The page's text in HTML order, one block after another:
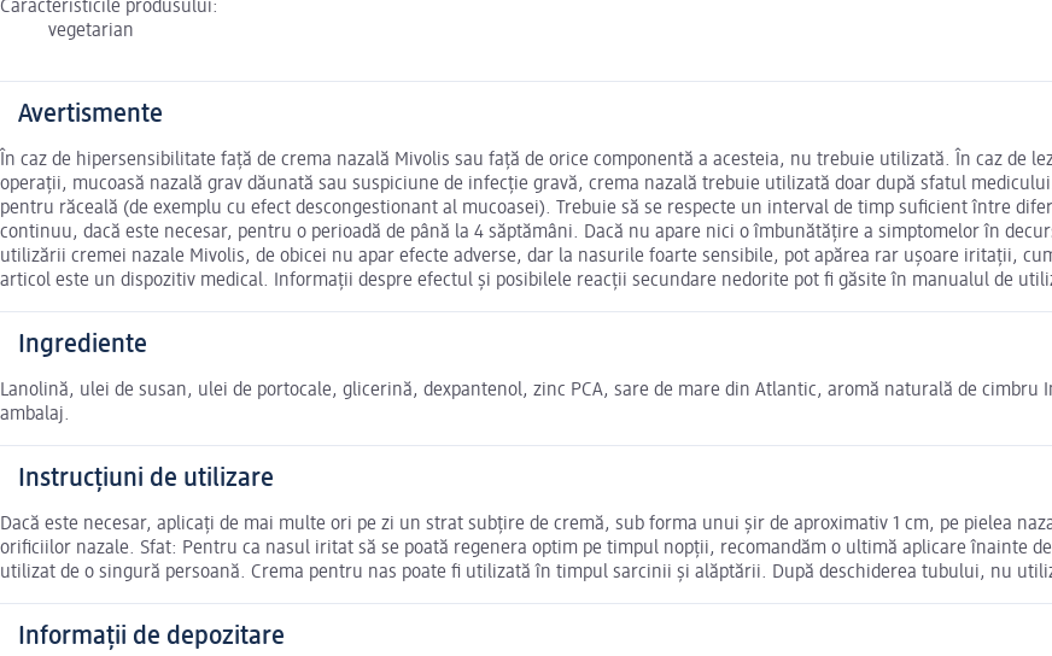
Caracteristicile produsului:
vegetarian
Avertismente
În caz de hipersensibilitate față de crema nazală Mivolis sau față de orice componentă a acesteia, nu trebuie utilizată. În caz de
operații, mucoasă nazală grav dăunată sau suspiciune de infecție gravă, crema nazală trebuie utilizată doar după sfatul
pentru răceală (de exemplu cu efect descongestionant al mucoasei). Trebuie să se respecte un interval de timp suficient între
continuu, dacă este necesar, pentru o perioadă de până la 4 săptămâni. Dacă nu apare nici o îmbunătățire a simptomelor în
utilizării cremei nazale Mivolis, de obicei nu apar efecte adverse, dar la nasurile foarte sensibile, pot apărea rar ușoare iritații,
articol este un dispozitiv medical. Informații despre efectul și posibilele reacții secundare nedorite pot fi găsite în manualul de
Ingrediente
Lanolină, ulei de susan, ulei de portocale, glicerină, dexpantenol, zinc PCA, sare de mare din Atlantic, aromă naturală de
ambalaj.
Instrucțiuni de utilizare
Dacă este necesar, aplicați de mai multe ori pe zi un strat subțire de cremă, sub forma unui șir de aproximativ 1 cm, pe pielea
orificiilor nazale. Sfat: Pentru ca nasul iritat să se poată regenera optim pe timpul nopții, recomandăm o ultimă aplicare înainte
utilizat de o singură persoană. Crema pentru nas poate fi utilizată în timpul sarcinii și alăptării. După deschiderea tubului, nu
Informații de depozitare